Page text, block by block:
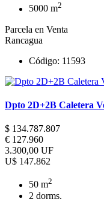
5000 m2
Parcela en Venta
Rancagua
Código: 11593
Dpto 2D+2B Caletera
$ 134.787.807
€ 127.960
3.300,00 UF
U$ 147.862
50 m2
2 dorms.